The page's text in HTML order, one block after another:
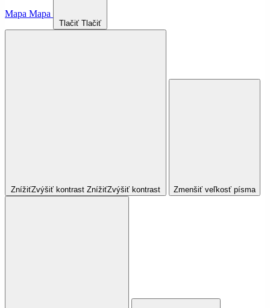
Mapa Mapa
Tlačiť Tlačiť
ZnížiťZvýšiť kontrast ZnížiťZvýšiť kontrast Zmenšiť veľkosť písma